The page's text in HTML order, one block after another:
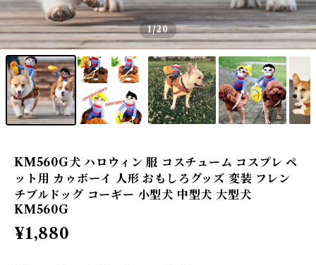
1/20
KM560G犬 ハロウィン 服 コスチューム コスプレ ペ
ット用 カゥボーイ 人形 おもしろグッズ 変装 フレン
チブルドッグ コーギー 小型犬 中型犬 大型犬
KM560G
¥1,880